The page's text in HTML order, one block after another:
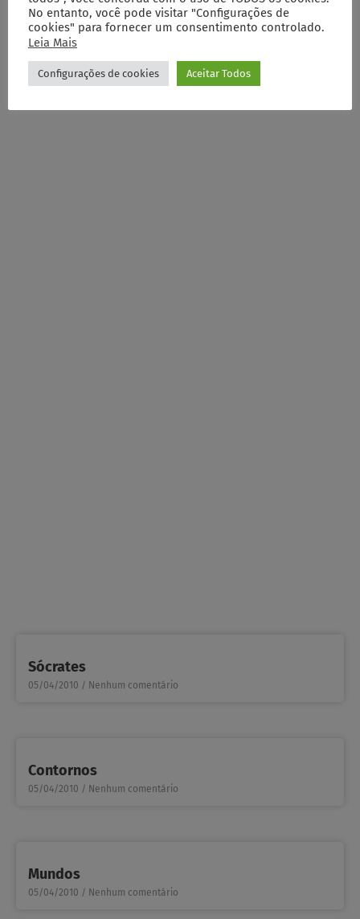
Sócrates
05/04/2010 Nenhum comentário
Contornos
05/04/2010 Nenhum comentário
Mundos
05/04/2010 Nenhum comentário
No entanto, você pode visitar "Configurações de
cookies" para fornecer um consentimento controlado.
Leia Mais
Configurações de cookies Aceitar Todos